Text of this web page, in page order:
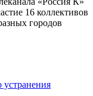
16 коллективов
городов